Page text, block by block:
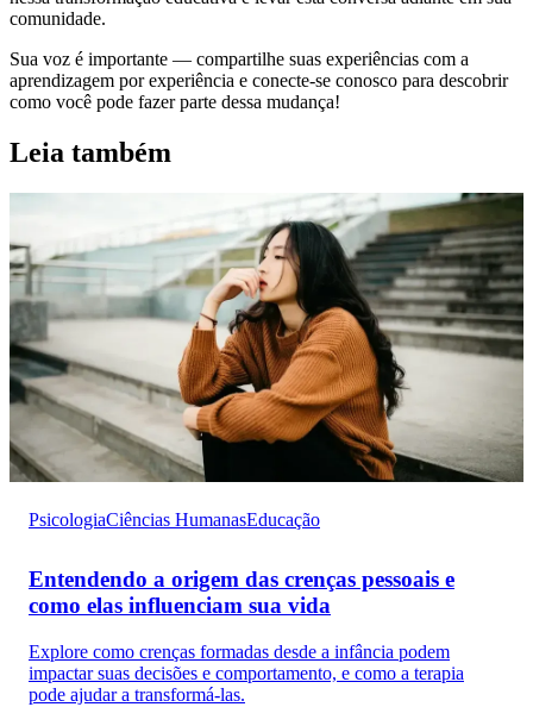
comunidade.
Sua voz é importante — compartilhe suas experiências com a
aprendizagem por experiência e conecte-se conosco para descobrir
como você pode fazer parte dessa mudança!
Leia também
PsicologiaCiências HumanasEducação
Entendendo a origem das crenças pessoais e
como elas influenciam sua vida
Explore como crenças formadas desde a infância podem
impactar suas decisões e comportamento, e como a terapia
pode ajudar a transformá-las.